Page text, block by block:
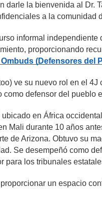
darle la bienvenida al Dr.
a la comunidad
informal
(Defensores del
ve su nuevo rol en el
como defensor del
en África
Mali durante 10 años
de Arizona. Obtuvo su
Se desempeñó como
para los tribunales
un espacio